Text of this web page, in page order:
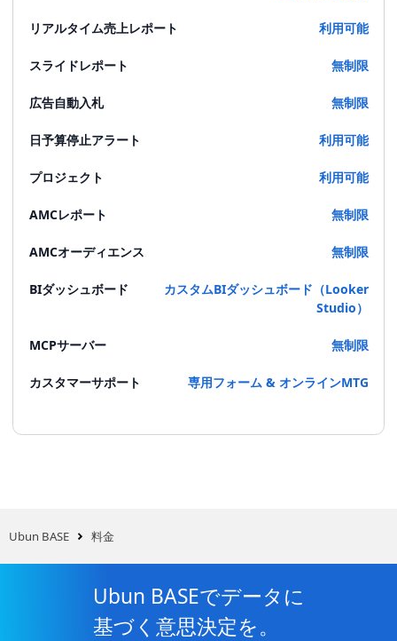
リアルタイム売上レポート 利用可能
スライドレポート 無制限
広告自動入札 無制限
日予算停止アラート 利用可能
プロジェクト 利用可能
AMCレポート 無制限
AMCオーディエンス 無制限
BIダッシュボード
カスタムBIダッシュボード（Looker
Studio）
MCPサーバー 無制限
カスタマーサポート 専用フォーム & オンラインMTG
Ubun BASE 料金
Ubun BASEでデータに
基づく意思決定を。